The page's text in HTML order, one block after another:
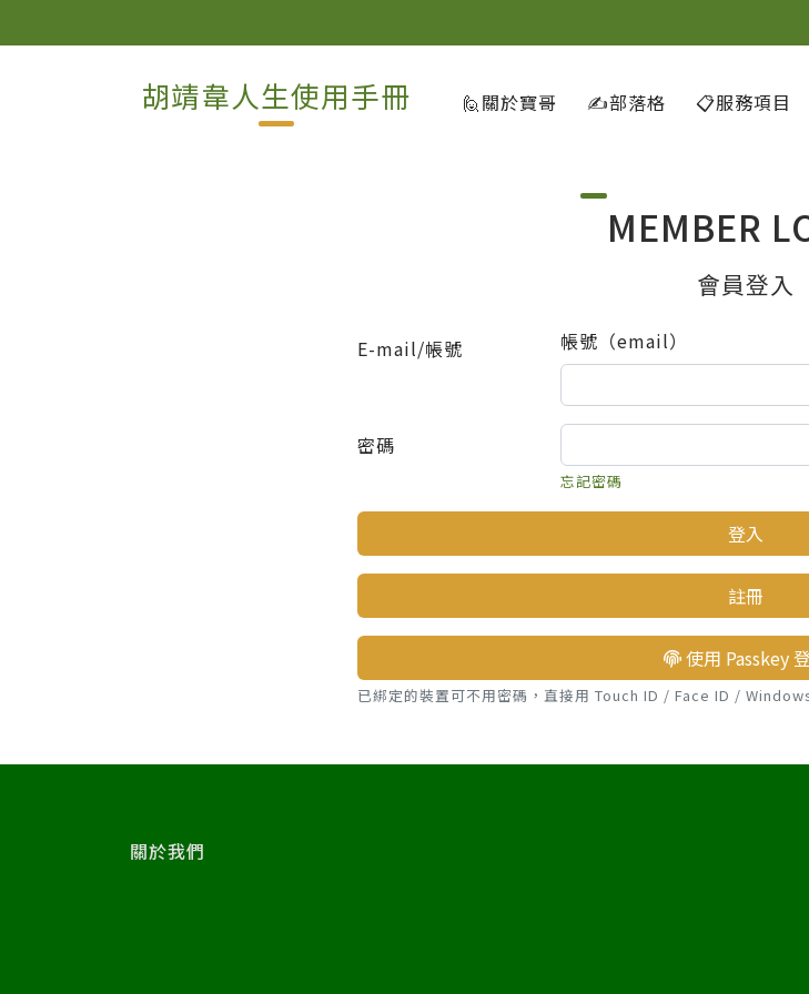
胡靖韋人生使用手冊 🙋關於寶哥 ✍️部落格 📋服務項目
MEMBER
會員登入
E-mail/帳號 帳號（email）
密碼
忘記密碼
登入
註冊
使用 Passkey
已綁定的裝置可不用密碼，直接用 Touch ID / Face ID /
關於我們